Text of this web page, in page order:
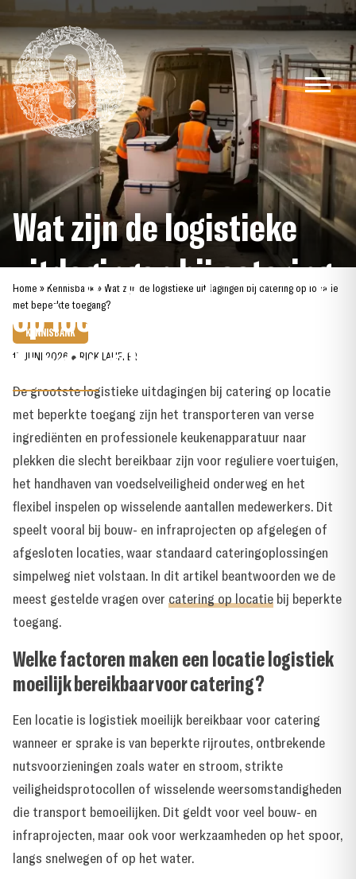
Skip
to
content
Home »Kennisbank » Wat zijn de logistieke uitdagingen bij catering op locatie
met beperkte toegang?
KENNISBANK
Wat zijn de logistieke
uitdagingen bij catering
op locatie met beperkte
toegang?
17 JUNI 2026 ● RICK LAUFFER
De grootste logistieke uitdagingen bij catering op locatie
met beperkte toegang zijn het transporteren van verse
ingrediënten en professionele keukenapparatuur naar
plekken die slecht bereikbaar zijn voor reguliere voertuigen,
het handhaven van voedselveiligheid onderweg en het
flexibel inspelen op wisselende aantallen medewerkers. Dit
speelt vooral bij bouw- en infraprojecten op afgelegen of
afgesloten locaties, waar standaard cateringoplossingen
simpelweg niet volstaan. In dit artikel beantwoorden we de
meest gestelde vragen over catering op locatie bij beperkte
toegang.
Welke factoren maken een locatie logistiek
moeilijk bereikbaar voor catering?
Een locatie is logistiek moeilijk bereikbaar voor catering
wanneer er sprake is van beperkte rijroutes, ontbrekende
nutsvoorzieningen zoals water en stroom, strikte
veiligheidsprotocollen of wisselende weersomstandigheden
die transport bemoeilijken. Dit geldt voor veel bouw- en
infraprojecten, maar ook voor werkzaamheden op het spoor,
langs snelwegen of op het water.